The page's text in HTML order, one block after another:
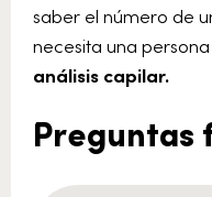
saber el número de
necesita una
análisis capilar.
Preguntas